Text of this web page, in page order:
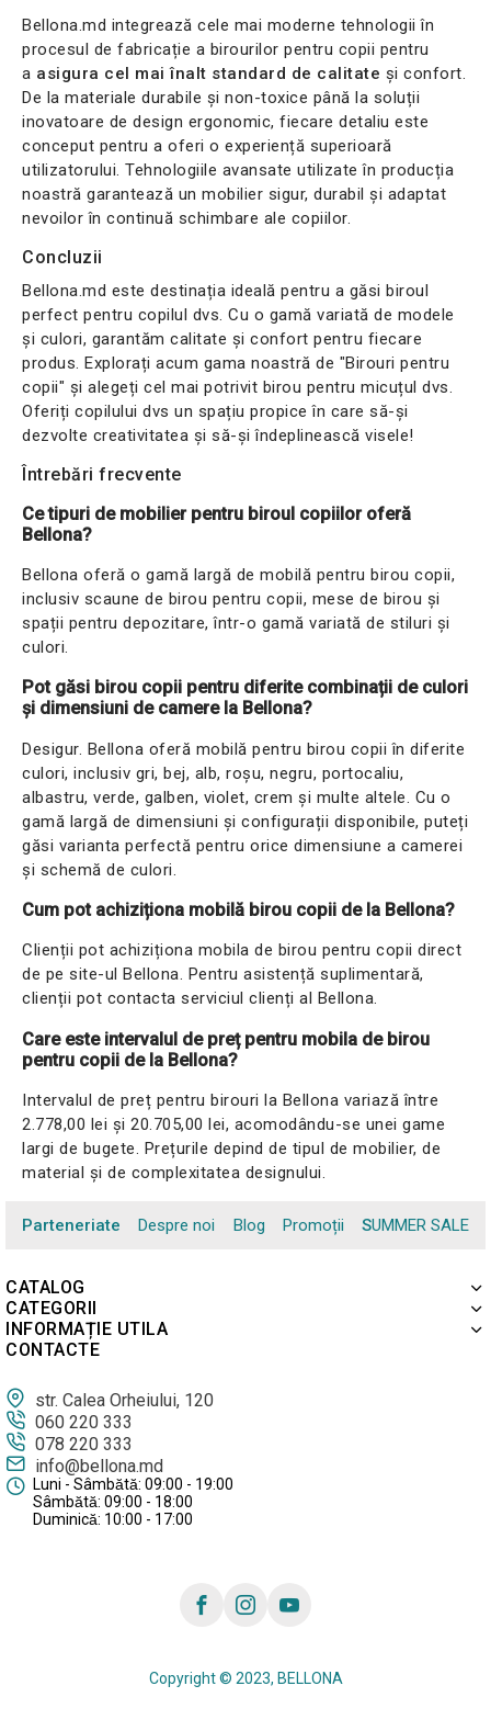
Bellona.md integrează cele mai moderne tehnologii în
procesul de fabricație a birourilor pentru copii pentru
a asigura cel mai înalt standard de calitate și confort.
De la materiale durabile și non-toxice până la soluții
inovatoare de design ergonomic, fiecare detaliu este
conceput pentru a oferi o experiență superioară
utilizatorului. Tehnologiile avansate utilizate în producția
noastră garantează un mobilier sigur, durabil și adaptat
nevoilor în continuă schimbare ale copiilor.
Concluzii
Bellona.md este destinația ideală pentru a găsi biroul
perfect pentru copilul dvs. Cu o gamă variată de modele
și culori, garantăm calitate și confort pentru fiecare
produs. Explorați acum gama noastră de "Birouri pentru
copii" și alegeți cel mai potrivit birou pentru micuțul dvs.
Oferiți copilului dvs un spațiu propice în care să-și
dezvolte creativitatea și să-și îndeplinească visele!
Întrebări frecvente
Ce tipuri de mobilier pentru biroul copiilor oferă
Bellona?
Bellona oferă o gamă largă de mobilă pentru birou copii,
inclusiv scaune de birou pentru copii, mese de birou și
spații pentru depozitare, într-o gamă variată de stiluri și
culori.
Pot găsi birou copii pentru diferite combinații de culori
și dimensiuni de camere la Bellona?
Desigur. Bellona oferă mobilă pentru birou copii în diferite
culori, inclusiv gri, bej, alb, roșu, negru, portocaliu,
albastru, verde, galben, violet, crem și multe altele. Cu o
gamă largă de dimensiuni și configurații disponibile, puteți
găsi varianta perfectă pentru orice dimensiune a camerei
și schemă de culori.
Cum pot achiziționa mobilă birou copii de la Bellona?
Clienții pot achiziționa mobila de birou pentru copii direct
de pe site-ul Bellona. Pentru asistență suplimentară,
clienții pot contacta serviciul clienți al Bellona.
Care este intervalul de preț pentru mobila de birou
pentru copii de la Bellona?
Intervalul de preț pentru birouri la Bellona variază între
2.778,00 lei și 20.705,00 lei, acomodându-se unei game
largi de bugete. Prețurile depind de tipul de mobilier, de
material și de complexitatea designului.
Parteneriate Despre noi Blog Promoții SUMMER SALE
CATALOG
CATEGORII
INFORMAȚIE UTILA
CONTACTE
str. Calea Orheiului, 120
060 220 333
078 220 333
info@bellona.md
Luni - Sâmbătă: 09:00 - 19:00
Sâmbătă: 09:00 - 18:00
Duminică: 10:00 - 17:00
Copyright © 2023, BELLONA